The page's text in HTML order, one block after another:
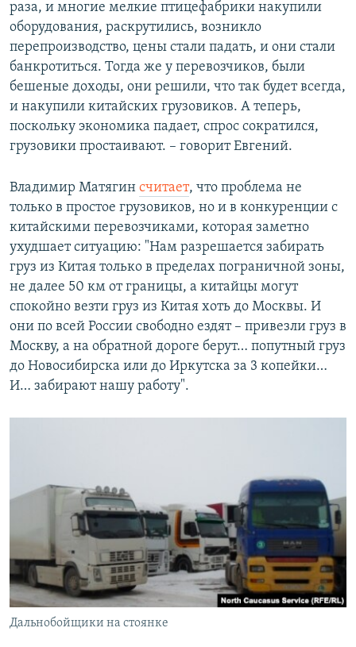
раза, и многие мелкие птицефабрики накупили
оборудования, раскрутились, возникло
перепроизводство, цены стали падать, и они стали
банкротиться. Тогда же у перевозчиков, были
бешеные доходы, они решили, что так будет всегда,
и накупили китайских грузовиков. А теперь,
поскольку экономика падает, спрос сократился,
грузовики простаивают. – говорит Евгений.
Владимир Матягин считает, что проблема не
только в простое грузовиков, но и в конкуренции с
китайскими перевозчиками, которая заметно
ухудшает ситуацию: "Нам разрешается забирать
груз из Китая только в пределах пограничной зоны,
не далее 50 км от границы, а китайцы могут
спокойно везти груз из Китая хоть до Москвы. И
они по всей России свободно ездят – привезли груз в
Москву, а на обратной дороге берут… попутный груз
до Новосибирска или до Иркутска за 3 копейки…
И… забирают нашу работу".
Дальнобойщики на стоянке